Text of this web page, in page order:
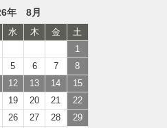
年 8月
水 木 金
土
1
5 6 7
8
12 13 14
15
19 20 21
22
26 27 28
29